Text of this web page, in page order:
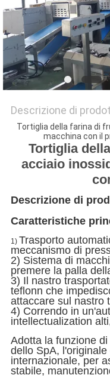
Descrizione di
Tortiglia della farina di
macchina con il
Tortiglia
acciaio
Descrizione di
Caratteristiche
1) Trasporto
meccanismo di
2) Sistema di
premere la palla
3) Il nastro
teflonn che
attaccare sul nastro
4) Correndo in
intellectualization
Adotta la funzione
dello SpA,
internazionale, per
stabile,